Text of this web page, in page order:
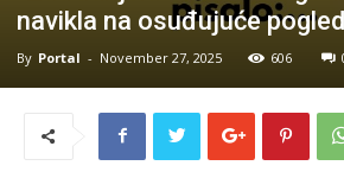
navikla na osuđujuće
By Portal - November 27, 2025 606